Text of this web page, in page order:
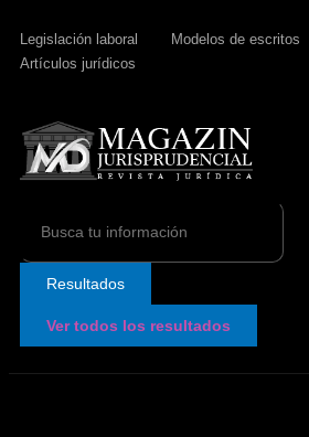
Legislación laboral
Modelos de escritos
Artículos jurídicos
Resultados
Ver todos los resultados